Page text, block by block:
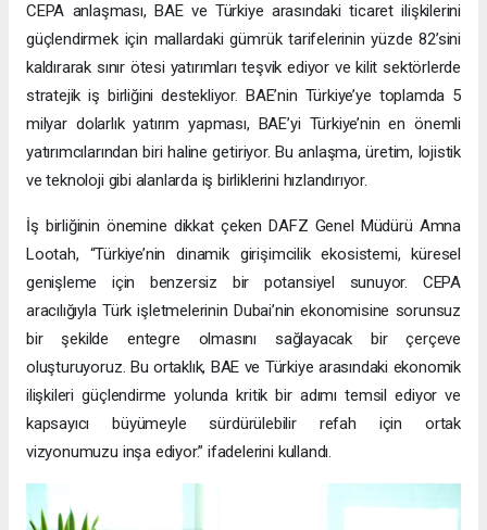
CEPA anlaşması, BAE ve Türkiye arasındaki ticaret ilişkilerini
güçlendirmek için mallardaki gümrük tarifelerinin yüzde 82’sini
kaldırarak sınır ötesi yatırımları teşvik ediyor ve kilit sektörlerde
stratejik iş birliğini destekliyor. BAE’nin Türkiye’ye toplamda 5
milyar dolarlık yatırım yapması, BAE’yi Türkiye’nin en önemli
yatırımcılarından biri haline getiriyor. Bu anlaşma, üretim, lojistik
ve teknoloji gibi alanlarda iş birliklerini hızlandırıyor.
İş birliğinin önemine dikkat çeken DAFZ Genel Müdürü Amna
Lootah, “Türkiye’nin dinamik girişimcilik ekosistemi, küresel
genişleme için benzersiz bir potansiyel sunuyor. CEPA
aracılığıyla Türk işletmelerinin Dubai’nin ekonomisine sorunsuz
bir şekilde entegre olmasını sağlayacak bir çerçeve
oluşturuyoruz. Bu ortaklık, BAE ve Türkiye arasındaki ekonomik
ilişkileri güçlendirme yolunda kritik bir adımı temsil ediyor ve
kapsayıcı büyümeyle sürdürülebilir refah için ortak
vizyonumuzu inşa ediyor.” ifadelerini kullandı.